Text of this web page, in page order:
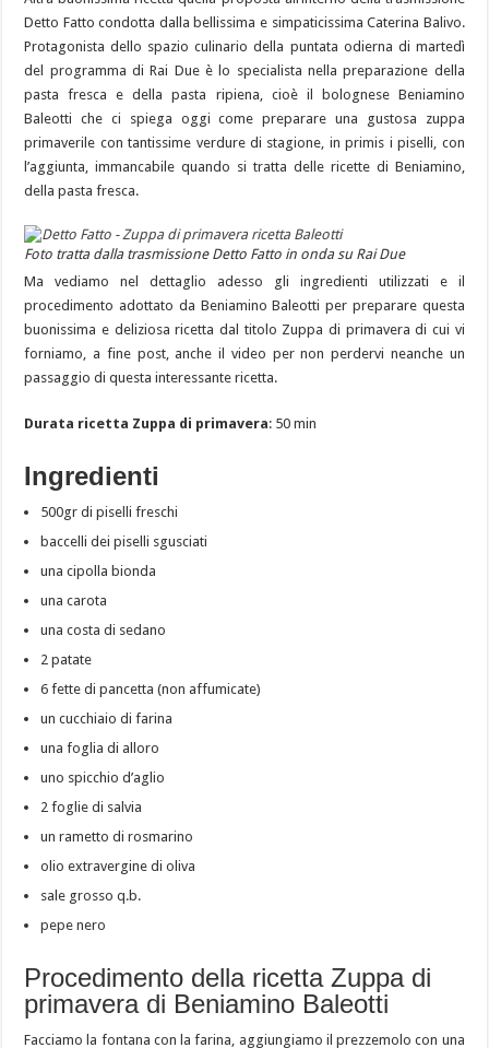
Detto Fatto condotta dalla bellissima e simpaticissima Caterina Balivo.
Protagonista dello spazio culinario della puntata odierna di martedì
del programma di Rai Due è lo specialista nella preparazione della
pasta fresca e della pasta ripiena, cioè il bolognese Beniamino
Baleotti che ci spiega oggi come preparare una gustosa zuppa
primaverile con tantissime verdure di stagione, in primis i piselli, con
l’aggiunta, immancabile quando si tratta delle ricette di Beniamino,
della pasta fresca.
Foto tratta dalla trasmissione Detto Fatto in onda su Rai Due
Ma vediamo nel dettaglio adesso gli ingredienti utilizzati e il
procedimento adottato da Beniamino Baleotti per preparare questa
buonissima e deliziosa ricetta dal titolo Zuppa di primavera di cui vi
forniamo, a fine post, anche il video per non perdervi neanche un
passaggio di questa interessante ricetta.
Durata ricetta Zuppa di primavera: 50 min
Ingredienti
500gr di piselli freschi
baccelli dei piselli sgusciati
una cipolla bionda
una carota
una costa di sedano
2 patate
6 fette di pancetta (non affumicate)
un cucchiaio di farina
una foglia di alloro
uno spicchio d’aglio
2 foglie di salvia
un rametto di rosmarino
olio extravergine di oliva
sale grosso q.b.
pepe nero
Procedimento della ricetta Zuppa di
primavera di Beniamino Baleotti
Facciamo la fontana con la farina, aggiungiamo il prezzemolo con una